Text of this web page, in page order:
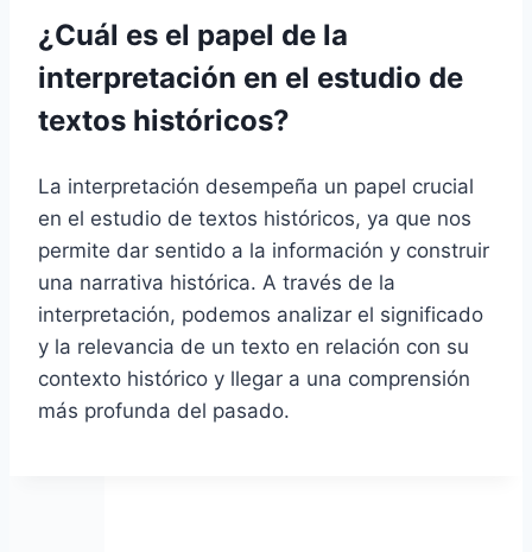
¿Cuál es el papel de la
interpretación en el estudio de
textos históricos?
La interpretación desempeña un papel crucial
en el estudio de textos históricos, ya que nos
permite dar sentido a la información y construir
una narrativa histórica. A través de la
interpretación, podemos analizar el significado
y la relevancia de un texto en relación con su
contexto histórico y llegar a una comprensión
más profunda del pasado.